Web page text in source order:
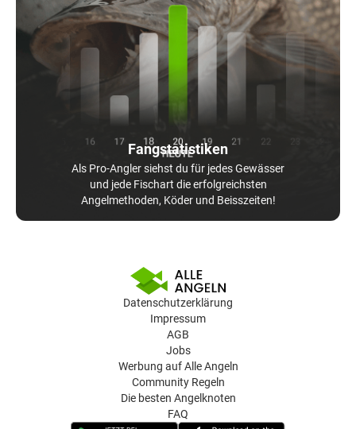
Fangstatistiken
Als Pro-Angler siehst du für jedes Gewässer
und jede Fischart die erfolgreichsten
Angelmethoden, Köder und Beisszeiten!
Datenschutzerklärung
Impressum
AGB
Jobs
Werbung auf Alle Angeln
Community Regeln
Die besten Angelknoten
FAQ